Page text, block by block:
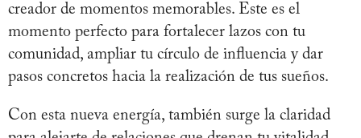
creador de momentos memorables. Este es el
momento perfecto para fortalecer lazos con tu
comunidad, ampliar tu círculo de influencia y dar
pasos concretos hacia la realización de tus sueños.
Con esta nueva energía, también surge la claridad